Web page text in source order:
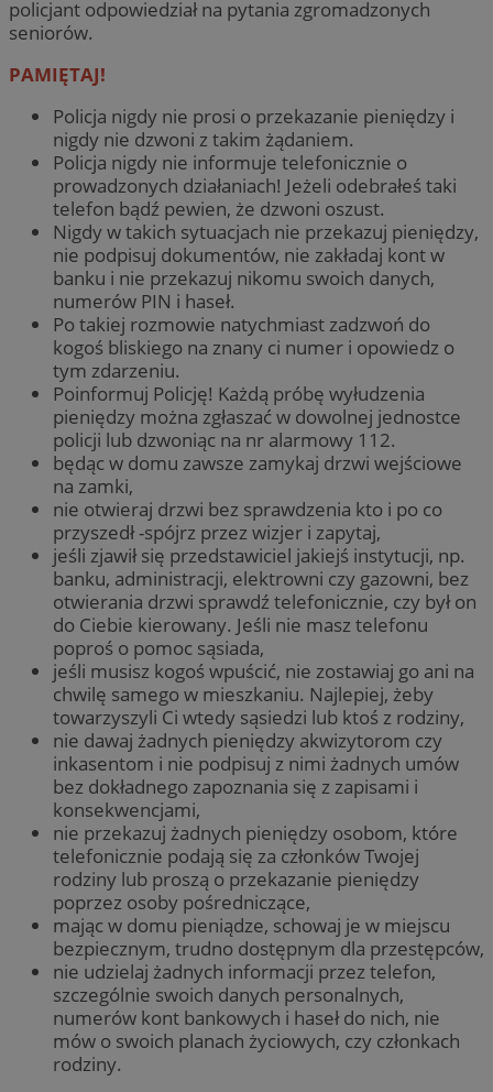
policjant odpowiedział na pytania zgromadzonych
seniorów.
PAMIĘTAJ!
Policja nigdy nie prosi o przekazanie pieniędzy i
nigdy nie dzwoni z takim żądaniem.
Policja nigdy nie informuje telefonicznie o
prowadzonych działaniach! Jeżeli odebrałeś taki
telefon bądź pewien, że dzwoni oszust.
Nigdy w takich sytuacjach nie przekazuj pieniędzy,
nie podpisuj dokumentów, nie zakładaj kont w
banku i nie przekazuj nikomu swoich danych,
numerów PIN i haseł.
Po takiej rozmowie natychmiast zadzwoń do
kogoś bliskiego na znany ci numer i opowiedz o
tym zdarzeniu.
Poinformuj Policję! Każdą próbę wyłudzenia
pieniędzy można zgłaszać w dowolnej jednostce
policji lub dzwoniąc na nr alarmowy 112.
będąc w domu zawsze zamykaj drzwi wejściowe
na zamki,
nie otwieraj drzwi bez sprawdzenia kto i po co
przyszedł -spójrz przez wizjer i zapytaj,
jeśli zjawił się przedstawiciel jakiejś instytucji, np.
banku, administracji, elektrowni czy gazowni, bez
otwierania drzwi sprawdź telefonicznie, czy był on
do Ciebie kierowany. Jeśli nie masz telefonu
poproś o pomoc sąsiada,
jeśli musisz kogoś wpuścić, nie zostawiaj go ani na
chwilę samego w mieszkaniu. Najlepiej, żeby
towarzyszyli Ci wtedy sąsiedzi lub ktoś z rodziny,
nie dawaj żadnych pieniędzy akwizytorom czy
inkasentom i nie podpisuj z nimi żadnych umów
bez dokładnego zapoznania się z zapisami i
konsekwencjami,
nie przekazuj żadnych pieniędzy osobom, które
telefonicznie podają się za członków Twojej
rodziny lub proszą o przekazanie pieniędzy
poprzez osoby pośredniczące,
mając w domu pieniądze, schowaj je w miejscu
bezpiecznym, trudno dostępnym dla przestępców,
nie udzielaj żadnych informacji przez telefon,
szczególnie swoich danych personalnych,
numerów kont bankowych i haseł do nich, nie
mów o swoich planach życiowych, czy członkach
rodziny.